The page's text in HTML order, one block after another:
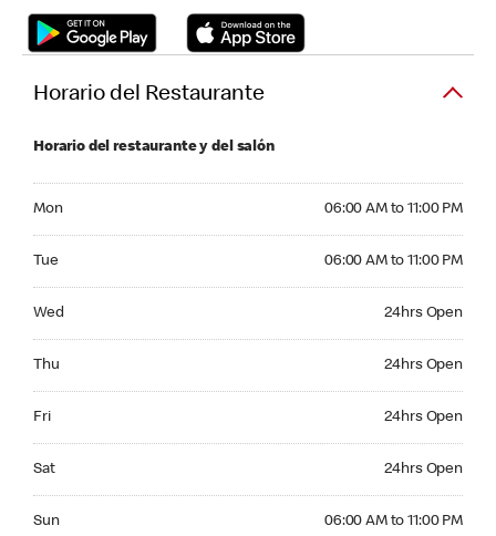
Horario del Restaurante
Horario del restaurante y del salón
Mon 06:00 AM to 11:00 PM
Tue 06:00 AM to 11:00 PM
Wed 24hrs Open
Thu 24hrs Open
Fri 24hrs Open
Sat 24hrs Open
Sun 06:00 AM to 11:00 PM